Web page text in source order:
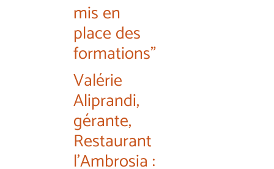
mis en
place des
formations"
Valérie
Aliprandi,
gérante,
Restaurant
l'Ambrosia :